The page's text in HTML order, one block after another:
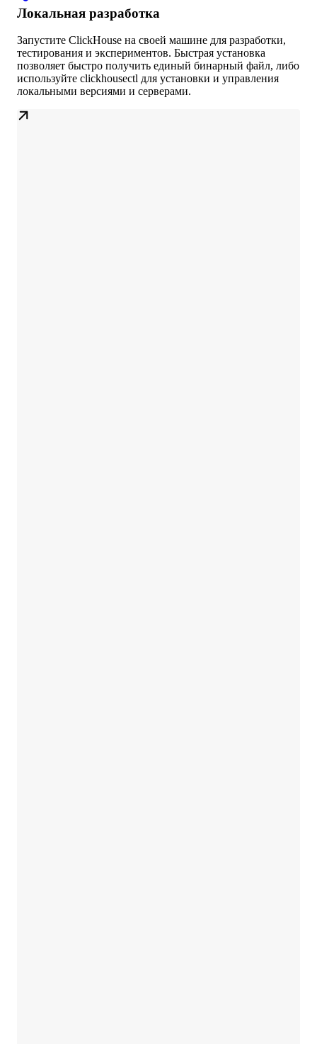
Локальная разработка
Запустите ClickHouse на своей машине для разработки,
тестирования и экспериментов. Быстрая установка
позволяет быстро получить единый бинарный файл, либо
используйте clickhousectl для установки и управления
локальными версиями и серверами.